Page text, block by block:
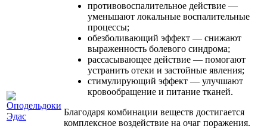
противовоспалительное действие —
уменьшают локальные воспалительные
процессы;
обезболивающий эффект — снижают
выраженность болевого синдрома;
рассасывающее действие — помогают
устранить отеки и застойные явления;
стимулирующий эффект — улучшают
кровообращение и питание тканей.
Благодаря комбинации веществ достигается
комплексное воздействие на очаг поражения.